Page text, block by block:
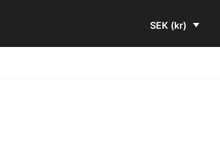
SEK (kr)